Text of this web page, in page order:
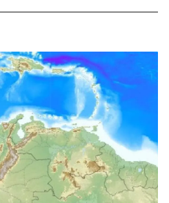
tras una colisión en